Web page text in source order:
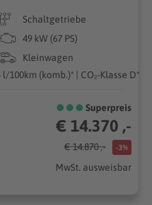
Schaltgetriebe
49 kW (67 PS)
Kleinwagen
100km (komb.)* | CO₂-Klasse D*
Superpreis
€ 14.370 ,-
€ 14.870 ,- -3%
MwSt. ausweisbar